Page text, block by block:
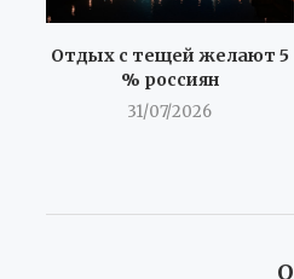
Отдых с тещей желают 5
% россиян
31/07/2026